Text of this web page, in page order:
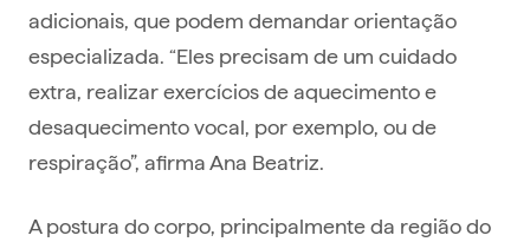
adicionais, que podem demandar orientação
especializada. “Eles precisam de um cuidado
extra, realizar exercícios de aquecimento e
desaquecimento vocal, por exemplo, ou de
respiração”, afirma Ana Beatriz.
A postura do corpo, principalmente da região do